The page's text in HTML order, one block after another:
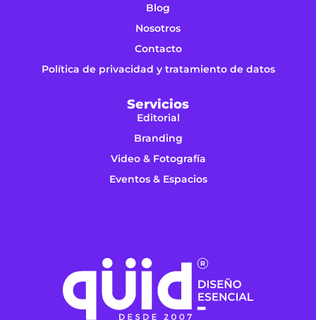
Blog
Nosotros
Contacto
Política de privacidad y tratamiento de datos
Servicios
Editorial
Branding
Video & Fotografía
Eventos & Espacios